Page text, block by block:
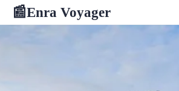
📰Enra Voyager